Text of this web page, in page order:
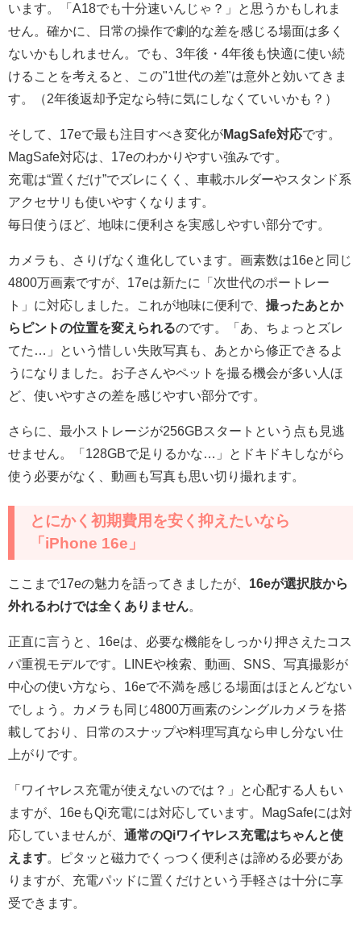
います。「A18でも十分速いんじゃ？」と思うかもしれま
せん。確かに、日常の操作で劇的な差を感じる場面は多く
ないかもしれません。でも、3年後・4年後も快適に使い続
けることを考えると、この"1世代の差"は意外と効いてきま
す。（2年後返却予定なら特に気にしなくていいかも？）
そして、17eで最も注目すべき変化がMagSafe対応です。
MagSafe対応は、17eのわかりやすい強みです。
充電は“置くだけ”でズレにくく、車載ホルダーやスタンド系
アクセサリも使いやすくなります。
毎日使うほど、地味に便利さを実感しやすい部分です。
カメラも、さりげなく進化しています。画素数は16eと同じ
4800万画素ですが、17eは新たに「次世代のポートレー
ト」に対応しました。これが地味に便利で、 撮ったあとか
らピントの位置を変えられるのです。「あ、ちょっとズレ
てた…」という惜しい失敗写真も、あとから修正できるよ
うになりました。お子さんやペットを撮る機会が多い人ほ
ど、使いやすさの差を感じやすい部分です。
さらに、最小ストレージが256GBスタートという点も見逃
せません。「128GBで足りるかな…」とドキドキしながら
使う必要がなく、動画も写真も思い切り撮れます。
とにかく初期費用を安く抑えたいなら
「iPhone 16e」
ここまで17eの魅力を語ってきましたが、 16eが選択肢から
外れるわけでは全くありません。
正直に言うと、16eは、必要な機能をしっかり押さえたコス
パ重視モデルです。LINEや検索、動画、SNS、写真撮影が
中心の使い方なら、16eで不満を感じる場面はほとんどない
でしょう。カメラも同じ4800万画素のシングルカメラを搭
載しており、日常のスナップや料理写真なら申し分ない仕
上がりです。
「ワイヤレス充電が使えないのでは？」と心配する人もい
ますが、16eもQi充電には対応しています。MagSafeには対
応していませんが、 通常のQiワイヤレス充電はちゃんと使
えます。ピタッと磁力でくっつく便利さは諦める必要があ
りますが、充電パッドに置くだけという手軽さは十分に享
受できます。